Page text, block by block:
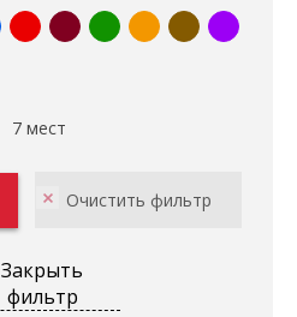
7 мест
Закрыть
фильтр